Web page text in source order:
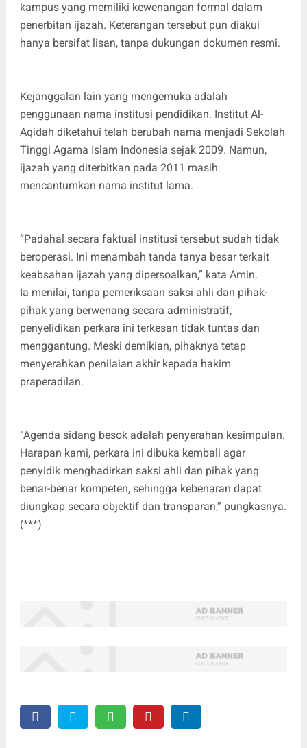
kampus yang memiliki kewenangan formal dalam
penerbitan ijazah. Keterangan tersebut pun diakui
hanya bersifat lisan, tanpa dukungan dokumen resmi.
Kejanggalan lain yang mengemuka adalah
penggunaan nama institusi pendidikan. Institut Al-
Aqidah diketahui telah berubah nama menjadi Sekolah
Tinggi Agama Islam Indonesia sejak 2009. Namun,
ijazah yang diterbitkan pada 2011 masih
mencantumkan nama institut lama.
“Padahal secara faktual institusi tersebut sudah tidak
beroperasi. Ini menambah tanda tanya besar terkait
keabsahan ijazah yang dipersoalkan,” kata Amin.
Ia menilai, tanpa pemeriksaan saksi ahli dan pihak-
pihak yang berwenang secara administratif,
penyelidikan perkara ini terkesan tidak tuntas dan
menggantung. Meski demikian, pihaknya tetap
menyerahkan penilaian akhir kepada hakim
praperadilan.
“Agenda sidang besok adalah penyerahan kesimpulan.
Harapan kami, perkara ini dibuka kembali agar
penyidik menghadirkan saksi ahli dan pihak yang
benar-benar kompeten, sehingga kebenaran dapat
diungkap secara objektif dan transparan,” pungkasnya.
(***)